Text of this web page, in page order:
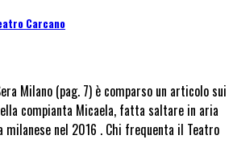
Carcano
Milano (pag. 7) è comparso un articolo sui
compianta Micaela, fatta saltare in aria
milanese nel 2016 . Chi frequenta il Teatro